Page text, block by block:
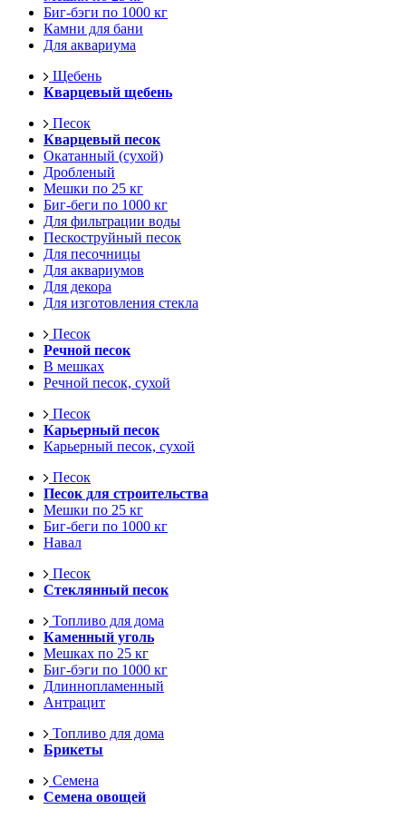
Биг-бэги по 1000 кг
Камни для бани
Для аквариума
Щебень
Кварцевый щебень
Песок
Кварцевый песок
Окатанный (сухой)
Дробленый
Мешки по 25 кг
Биг-беги по 1000 кг
Для фильтрации воды
Пескоструйный песок
Для песочницы
Для аквариумов
Для декора
Для изготовления стекла
Песок
Речной песок
В мешках
Речной песок, сухой
Песок
Карьерный песок
Карьерный песок, сухой
Песок
Песок для строительства
Мешки по 25 кг
Биг-беги по 1000 кг
Навал
Песок
Стеклянный песок
Топливо для дома
Каменный уголь
Мешках по 25 кг
Биг-бэги по 1000 кг
Длиннопламенный
Антрацит
Топливо для дома
Брикеты
Семена
Семена овощей